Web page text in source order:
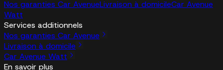
Nos garanties Car AvenueLivraison à domicileCar Avenue
Watt
Services additionnels
Nos garanties Car Avenue
Livraison à domicile
Car Avenue Watt
En savoir plus